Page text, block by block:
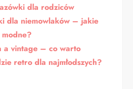
dla rodziców
dla niemowlaków – jakie
a vintage – co warto
retro dla najmłodszych?